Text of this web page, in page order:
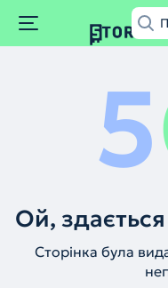
5
Ой,
Сторінка була